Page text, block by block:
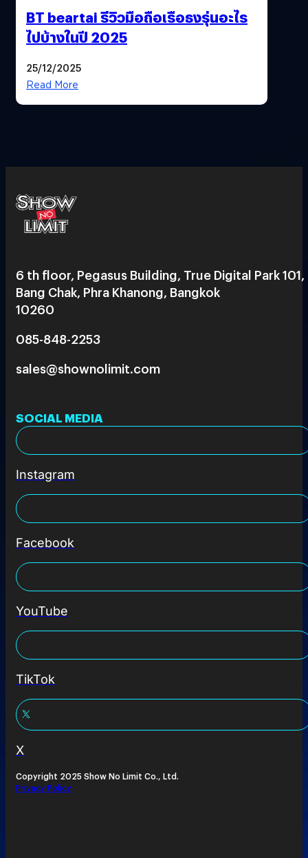
BT beartai รีวิวมือถือเรือธงรุ่นอะไร
ไปบ้างในปี 2025
25/12/2025
Read More
6 th floor, Pegasus Building, True Digital Park 101,
Bang Chak, Phra Khanong, Bangkok
10260
085-848-2253
sales@shownolimit.com
SOCIAL MEDIA
Instagram
Facebook
YouTube
TikTok
X
Copyright 2025 Show No Limit Co., Ltd.
Privacy Policy